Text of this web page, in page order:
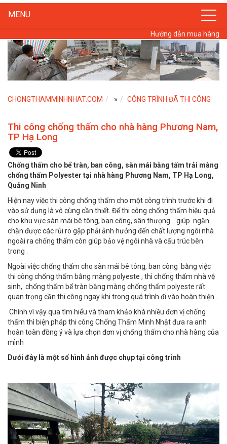
MENU
Hướng dẫn mua hàng
CHONGTHAMMINHNHAT.COM » CÔNG TRÌNH ĐÃ THI CÔNG
Thi công chống thấm cho nhà hàng Phương Nam,
TP Hạ Long
Chống thấm cho bể tràn, ban công, sàn mái bằng tấm trải màng
chống thấm Polyester tại nhà hàng Phương Nam, TP Hạ Long,
Quảng Ninh
Hiện nay việc thi công chống thấm cho một công trình trước khi đi
vào sử dụng là vô cùng cần thiết. Để thi công chống thấm hiệu quả
cho khu vực sàn mái bê tông, ban công, sân thượng… giúp ngăn
chặn được các rủi ro gặp phải ảnh hưởng đến chất lượng ngôi nhà
ngoài ra chống thấm còn giúp bảo vệ ngôi nhà và cấu trúc bên
trong .
Ngoài việc chống thấm cho sàn mái bê tông, ban công bằng việc
thi công chống thấm bằng màng polyeste , thì chống thấm nhà vệ
sinh, chống thấm bể tràn bằng màng chống thấm polyeste rất
quan trọng cần thi công ngay khi trong quá trình đi vào hoàn thiện .
Chính vì vậy qua tìm hiểu và tham khảo khá nhiều đơn vị chống
thấm thì biện pháp thi công Chống Thấm Minh Nhật đưa ra anh
hoàn toàn đồng ý và lựa chọn đơn vị chống thấm cho nhà hàng của
mình
Dưới đây là một số hình ảnh được chụp tại công trình